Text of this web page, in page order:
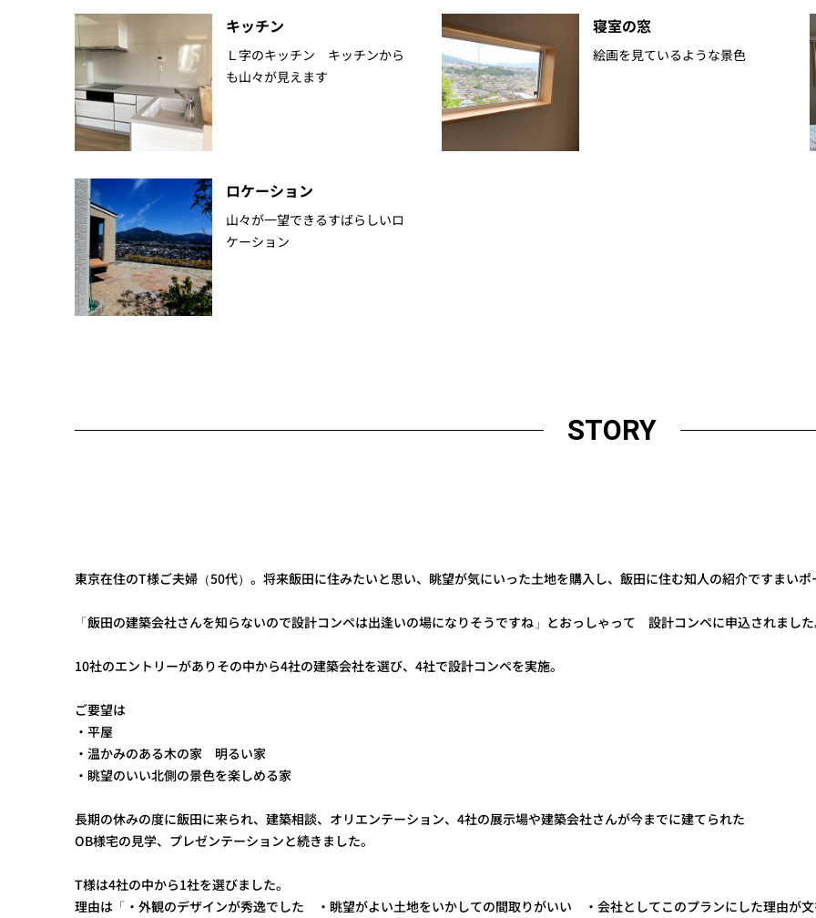
キッチン
Ｌ字のキッチン キッチンから
も山々が見えます
寝室の窓
絵画を見ているような景色
ロケーション
山々が一望できるすばらしいロ
ケーション
STORY
東京在住のT様ご夫婦（50代）。将来飯田に住みたいと思い、眺望が気にいった土地を購入し、飯田に住む知人の紹介ですまい
「飯田の建築会社さんを知らないので設計コンペは出逢いの場になりそうですね」とおっしゃって 設計コンペに申込されまし
10社のエントリーがありその中から4社の建築会社を選び、4社で設計コンペを実施。
ご要望は
・平屋
・温かみのある木の家 明るい家
・眺望のいい北側の景色を楽しめる家
長期の休みの度に飯田に来られ、建築相談、オリエンテーション、4社の展示場や建築会社さんが今までに建てられた
OB様宅の見学、プレゼンテーションと続きました。
T様は4社の中から1社を選びました。
理由は「・外観のデザインが秀逸でした ・眺望がよい土地をいかしての間取りがいい ・会社としてこのプランにした理由が